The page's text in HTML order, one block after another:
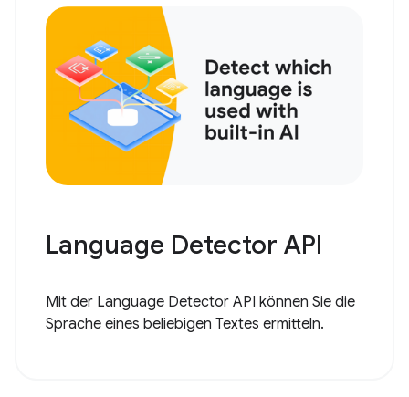
Language Detector API
Mit der Language Detector API können Sie die
Sprache eines beliebigen Textes ermitteln.